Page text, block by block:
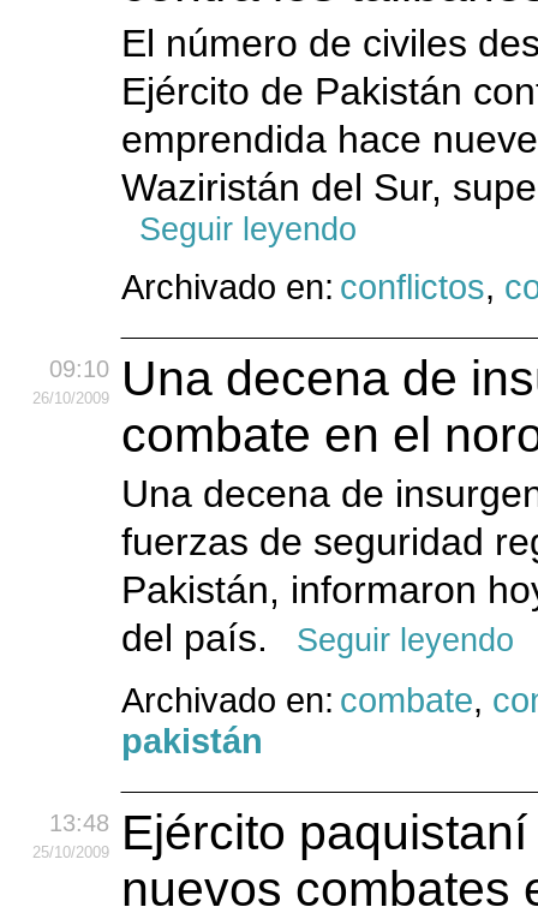
El número de civiles
Ejército de Pakistán
emprendida hace
Waziristán del Sur,
Seguir leyendo
Archivado en: conflictos,
09:10
26/10/2009
Una decena de
combate en el
Una decena de
fuerzas de seguridad
Pakistán, informaron
del país.
Seguir leyendo
Archivado en: combate,
pakistán
13:48
25/10/2009
Ejército
nuevos combates